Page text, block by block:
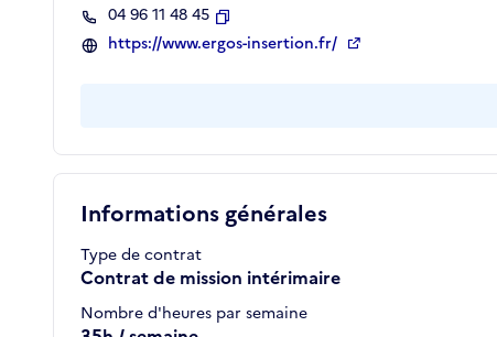
Informations générales
Type de contrat
Contrat de mission intérimaire
Nombre d'heures par semaine
04 96 11 48 45
Copier
https://www.ergos-insertion.fr/